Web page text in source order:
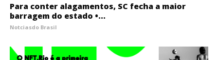
Para conter alagamentos, SC fecha a maior
barragem do estado •...
Notciasdo Brasil